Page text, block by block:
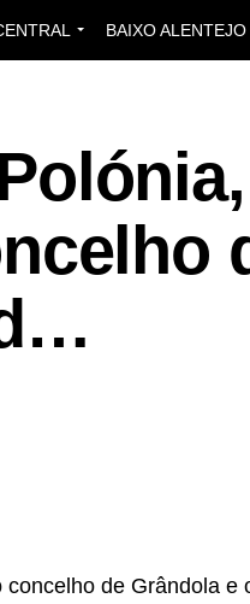
BAIXO ALENTEJO
de Grândola e